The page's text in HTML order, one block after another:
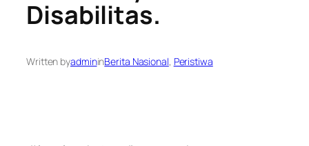
Disabilitas.
Written byadmininBerita Nasional, Peristiwa